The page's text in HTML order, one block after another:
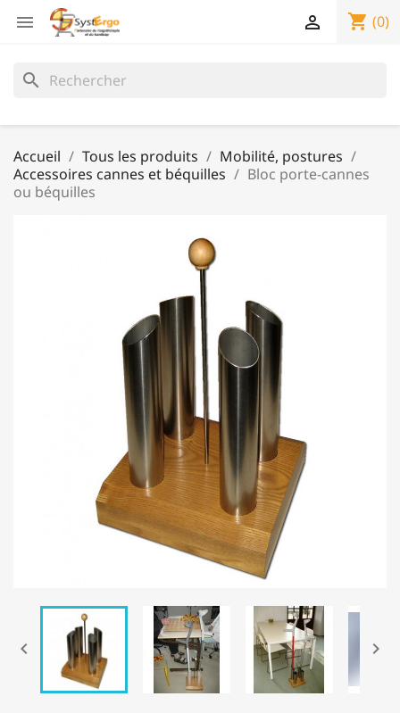
 shopping_cart (0)

search
Accueil Tous les produits
Mobilité, postures
Accessoires cannes et béquilles
Bloc porte-cannes
ou béquilles
 